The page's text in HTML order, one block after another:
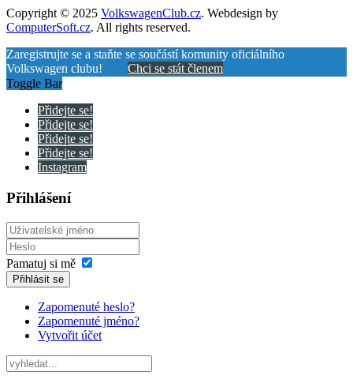
Copyright © 2025 VolkswagenClub.cz. Webdesign by
ComputerSoft.cz. All rights reserved.
Zaregistrujte se a staňte se součástí komunity oficiálního
Volkswagen clubu! Chci se stát členem
Toggle Bar
Přidejte se!
Přidejte se!
Přidejte se!
Přidejte se!
Instagram
Přihlášení
Pamatuj si mě
Přihlásit se
Zapomenuté heslo?
Zapomenuté jméno?
Vytvořit účet